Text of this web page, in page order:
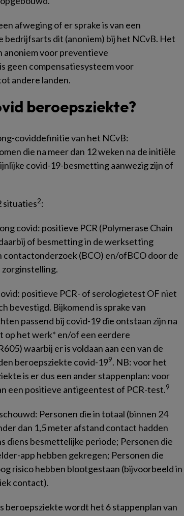
afweging of er sprake is van een
bedrijfsarts dit (anoniem) bij het NCvB. Het
voor preventieve
geen compensatiesysteem voor
andere landen.
beroepsziekte?
coviddefinitie van het NCvB:
die na meer dan 12 weken na de initiële
covid-19-besmetting aanwezig zijn of
situaties2:
covid: positieve PCR (Polymerase Chain
of besmetting in de werksetting
(BCO) en/ofBCO door de
positieve PCR- of serologietest OF niet
bevestigd. Bijkomend is sprake van
passend bij covid-19 die ontstaan zijn na
op het werk* en/of een eerdere
waarbij er is voldaan aan een van de
beroepsziekte covid-199. NB: voor het
is er dus een ander stappenplan: voor
een positieve antigeentest of PCR-test.9
Personen die in totaal (binnen 24
dan 1,5 meter afstand contact hadden
diens besmettelijke periode; Personen die
app hebben gekregen; Personen die
risico hebben blootgestaan (bijvoorbeeld in
contact).
beroepsziekte wordt het 6 stappenplan van